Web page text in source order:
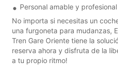
Personal amable y
No importa si necesitas un
una furgoneta para mudanzas,
Tren Gare Oriente tiene la
reserva ahora y disfruta de la
a tu propio ritmo!